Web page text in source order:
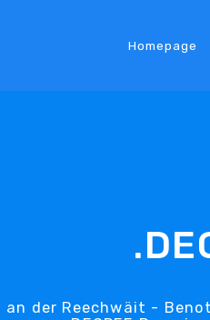
Homepage
an der Reechwäit -